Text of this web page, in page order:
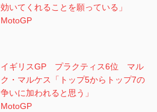
効いてくれることを願っている」
MotoGP
イギリスGP プラクティス6位 マル
ク・マルケス「トップ5からトップ7の
争いに加われると思う」
MotoGP